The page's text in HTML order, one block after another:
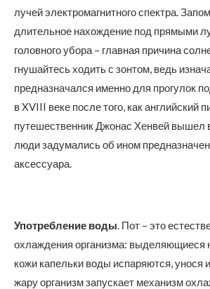
лучей электромагнитного спектра.
длительное нахождение под прямыми
головного убора – главная причина
гнушайтесь ходить с зонтом, ведь
предназначался именно для прогулок
в XVIII веке после того, как английский
путешественник Джонас Хенвей вышел
люди задумались об ином
аксессуара.
Употребление воды. Пот – это
охлаждения организма: выделяющиеся
кожи капельки воды испаряются, унося
жару организм запускает механизм